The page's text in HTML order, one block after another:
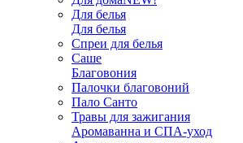
Для белья
Для белья
Спреи для белья
Саше
Благовония
Палочки благовоний
Пало Санто
Травы для зажигания
Аромаванна и СПА-уход